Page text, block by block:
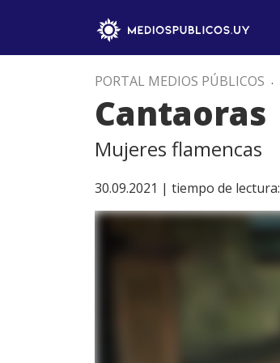
PORTAL MEDIOS PÚBLICOS .
Cantaoras
Mujeres flamencas
30.09.2021 | tiempo de lectura: